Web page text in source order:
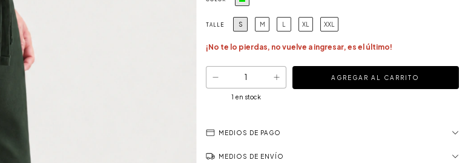
TALLE S M L XL XXL
¡No te lo pierdas, no vuelve a ingresar, es el último!
1 en stock
MEDIOS DE PAGO
MEDIOS DE ENVÍO